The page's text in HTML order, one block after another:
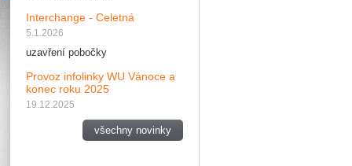
Interchange - Celetná
5.1.2026
uzavření pobočky
Provoz infolinky WU Vánoce a
konec roku 2025
19.12.2025
všechny novinky